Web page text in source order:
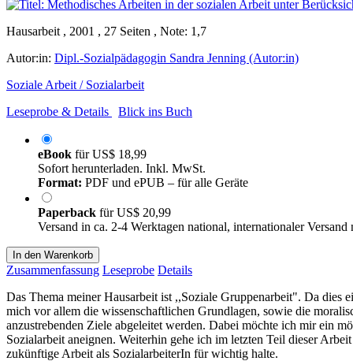
Hausarbeit , 2001 , 27 Seiten , Note: 1,7
Autor:in: Dipl.-Sozialpädagogin Sandra Jenning (Autor:in)
Soziale Arbeit / Sozialarbeit
Leseprobe & Details
Blick ins Buch
eBook fürUS$ 18,99
Sofort herunterladen. Inkl. MwSt.
Format: PDF und ePUB – für alle Geräte
Paperback fürUS$ 20,99
Versand in ca. 2-4 Werktagen national, internationaler Versand
In den Warenkorb
Zusammenfassung Leseprobe Details
Das Thema meiner Hausarbeit ist ,,Soziale Gruppenarbeit". Da dies
mich vor allem die wissenschaftlichen Grundlagen, sowie die
anzustrebenden Ziele abgeleitet werden. Dabei möchte ich mir ein
Sozialarbeit aneignen. Weiterhin gehe ich im letzten Teil dieser
zukünftige Arbeit als SozialarbeiterIn für wichtig halte.